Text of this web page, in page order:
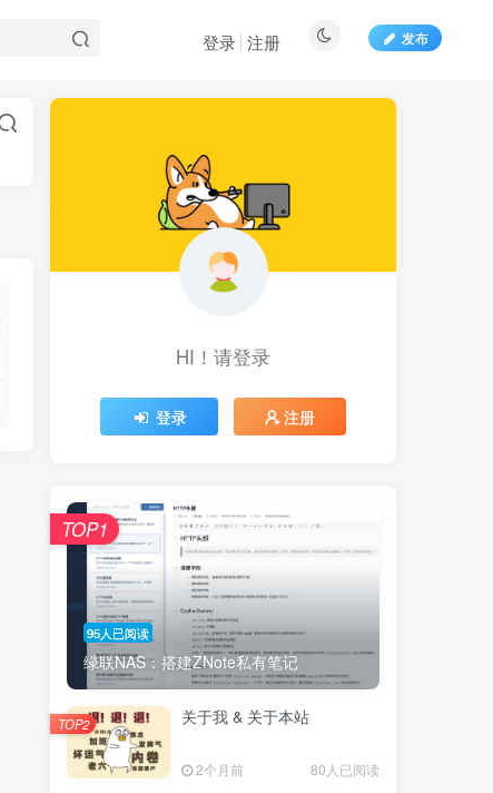
发布
登录 注册
HI！请登录
登录 注册
95人已阅读
绿联NAS：搭建ZNote私有笔记
TOP1
关于我 & 关于本站
2个月前 80人已阅读
TOP2